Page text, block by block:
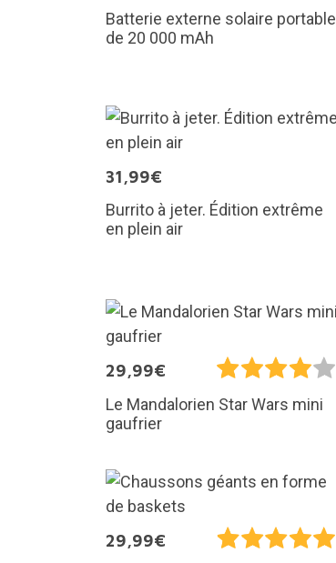
Batterie externe solaire portable
de 20 000 mAh
31,99€
Burrito à jeter. Édition extrême
en plein air
29,99€
Le Mandalorien Star Wars mini
gaufrier
29,99€